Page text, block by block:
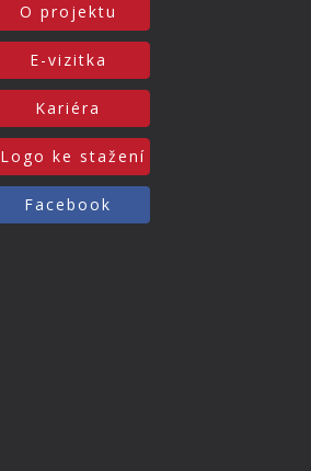
O projektu
E-vizitka
Kariéra
Logo ke stažení
Facebook